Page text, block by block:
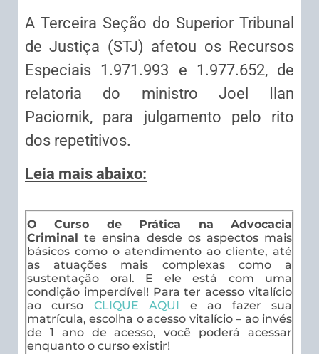
​A Terceira Seção do Superior Tribunal
de Justiça (STJ) afetou os Recursos
Especiais 1.971.993 e 1.977.652, de
relatoria do ministro Joel Ilan
Paciornik, para julgamento pelo rito
dos repetitivos.
Leia mais abaixo:
O Curso de Prática na Advocacia
Criminal
te ensina desde os aspectos mais
básicos como o atendimento ao cliente, até
as atuações mais complexas como a
sustentação oral. E ele está com uma
condição imperdível! Para ter acesso vitalício
ao curso CLIQUE AQUI e ao fazer sua
matrícula, escolha o acesso vitalício – ao invés
de 1 ano de acesso, você poderá acessar
enquanto o curso existir!